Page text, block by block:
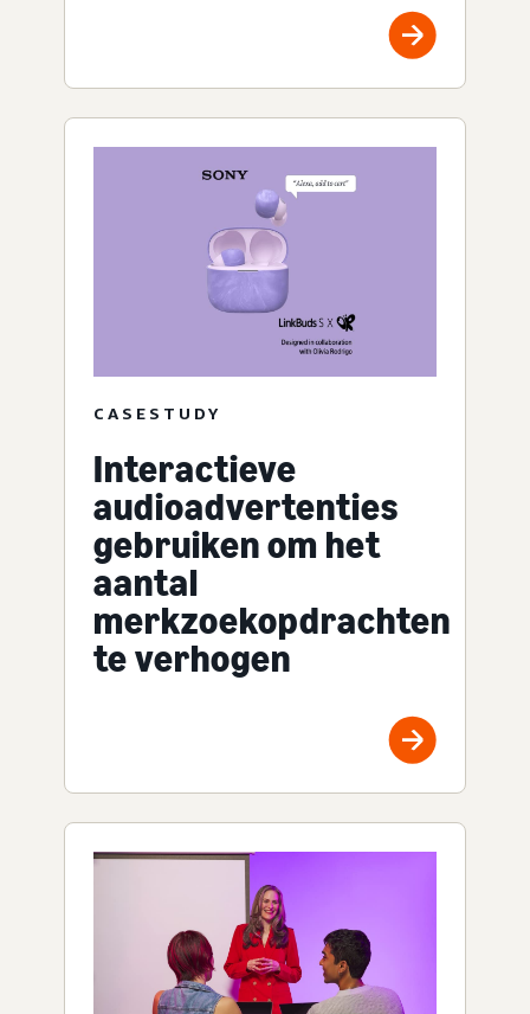
CASESTUDY
Interactieve
audioadvertenties
gebruiken om het
aantal
merkzoekopdrachten
te verhogen